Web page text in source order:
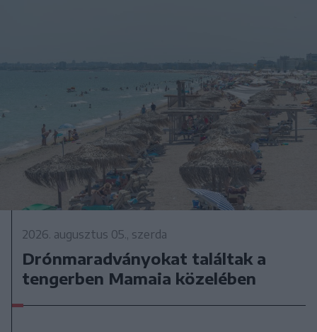
2026. augusztus 05., szerda
Drónmaradványokat találtak a
tengerben Mamaia közelében